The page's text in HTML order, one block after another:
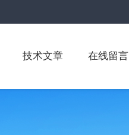
技术文章 在线留言